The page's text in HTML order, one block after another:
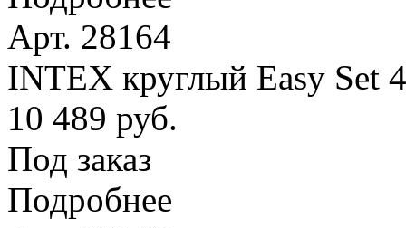
Арт. 28164
INTEX круглый Easy Set
10 489 руб.
Под заказ
Подробнее